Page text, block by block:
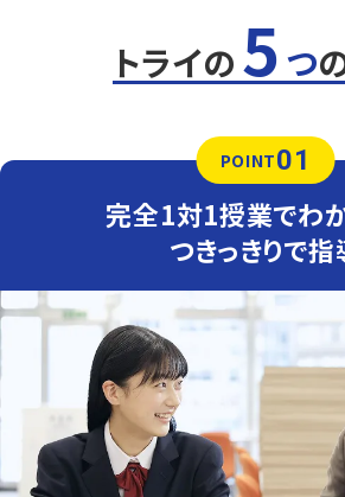
す。授業がない日も自習のために通塾
いらっしゃいます。
定期テスト対策
千葉中は学校で扱った問題やその応
れることが多いため、学校の復習が得
です。トライでは「なぜその式になる
英語（教科書：光村図書）
千葉中は学校で扱った単語・文法や
ントです。過去の単元の理解度が点数
要に応じてさかのぼってサポートします
人気のコース
・内部進学対策コース
・定期テスト対策コース
加曾利中学校
トライの 5 つ
POINT01
完全1対1授業でわ
つきっきりで指